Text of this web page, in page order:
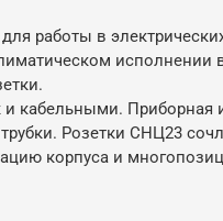
работы в
исполнении
кабельными.
Розетки СНЦ23
корпуса и